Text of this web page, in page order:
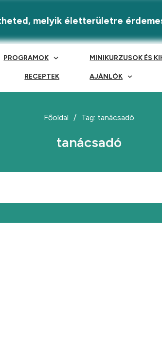
PROGRAMOK MINIKURZUSOK ÉS
RECEPTEK AJÁNLÓK
melyik életterületre
Főoldal / Tag: tanácsadó
tanácsadó